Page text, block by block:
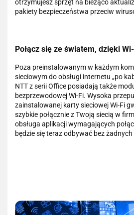
otrzymujesz sprzęt na bieżąco
pakiety bezpieczeństwa przeciw
Połącz się ze światem, dzięki
Poza preinstalowanym w każdym
sieciowym do obsługi internetu „po
NTT z serii Office posiadają także
bezprzewodowej Wi-Fi. Wysoka
zainstalowanej karty sieciowej Wi-Fi
szybkie połącznie z Twoją siecią w
obsługa aplikacji wymagających
będzie się teraz odbywać bez żadnych